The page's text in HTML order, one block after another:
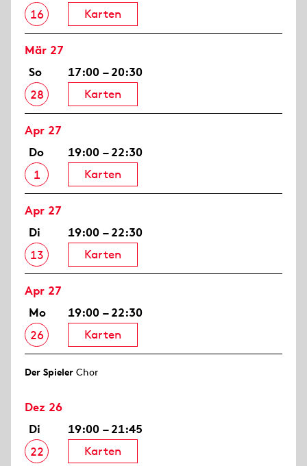
16
Karten
Mär 27
So
28
17:00 – 20:30
Karten
Apr 27
Do
1
19:00 – 22:30
Karten
Apr 27
Di
13
19:00 – 22:30
Karten
Apr 27
Mo
26
19:00 – 22:30
Karten
Der Spieler Chor
Dez 26
Di
22
19:00 – 21:45
Karten